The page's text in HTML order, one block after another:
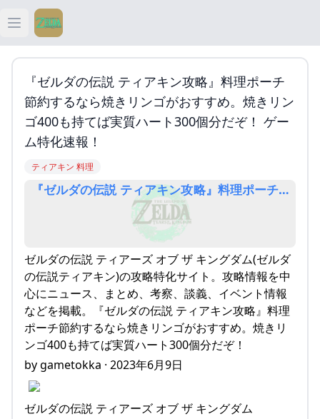
Open main menu
ティアキン
ティアキン 祠
ティアキン 武器
『ゼルダの伝説 ティアキン攻略』料理ポーチ
節約するなら焼きリンゴがおすすめ。焼きリン
ゴ400も持てば実質ハート300個分だぞ！ ゲー
ム特化速報！
ティアキン 料理
ゼルダの伝説 ティアーズ オブ ザ キングダム(ゼルダ
の伝説ティアキン)の攻略特化サイト。攻略情報を中
心にニュース、まとめ、考察、談義、イベント情報
などを掲載。『ゼルダの伝説 ティアキン攻略』料理
ポーチ節約するなら焼きリンゴがおすすめ。焼きリ
ンゴ400も持てば実質ハート300個分だぞ！
by gametokka · 2023年6月9日
ゼルダの伝説 ティアーズ オブ ザ キングダム